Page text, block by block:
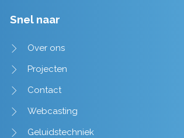
Snel naar
Over ons
Projecten
Contact
Webcasting
Geluidstechniek